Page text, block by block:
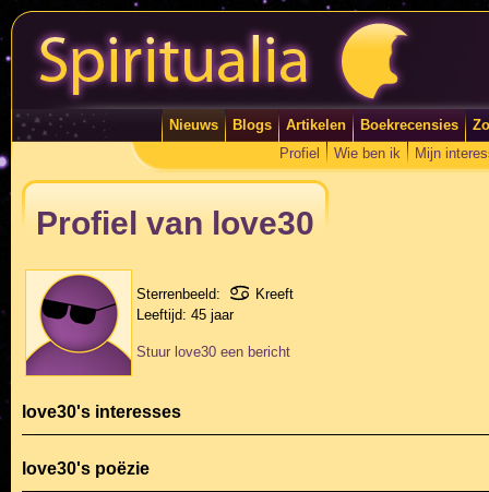
Nieuws Blogs Artikelen Boekrecensies
Profiel
Wie ben ik Mijn
Profiel van love30
Sterrenbeeld:
Kreeft
Leeftijd: 45 jaar
Stuur love30 een bericht
love30's interesses
love30's poëzie